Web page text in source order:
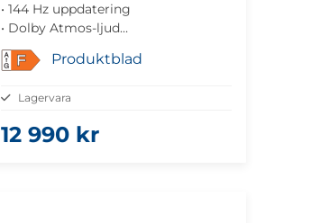
• 144 Hz uppdatering
• Dolby Atmos-ljud
• Google TV
• Gamingoptimerad prestanda
F Produktblad
Lagervara
12 990 kr